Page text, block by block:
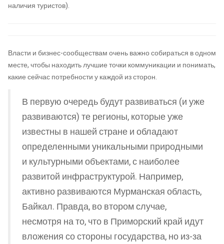
наличия туристов).
Власти и бизнес-сообществам очень важно собираться в одном
месте, чтобы находить лучшие точки коммуникации и понимать,
какие сейчас потребности у каждой из сторон.
В первую очередь будут развиваться (и уже
развиваются) те регионы, которые уже
известны в нашей стране и обладают
определенными уникальными природными
и культурными объектами, с наиболее
развитой инфраструктурой. Например,
активно развиваются Мурманская область,
Байкал. Правда, во втором случае,
несмотря на то, что в Приморский край идут
вложения со стороны государства, но из-за